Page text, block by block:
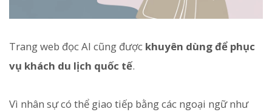
Trang web đọc AI cũng được khuyên dùng để phục
vụ khách du lịch quốc tế.
Vì nhân sự có thể giao tiếp bằng các ngoại ngữ như